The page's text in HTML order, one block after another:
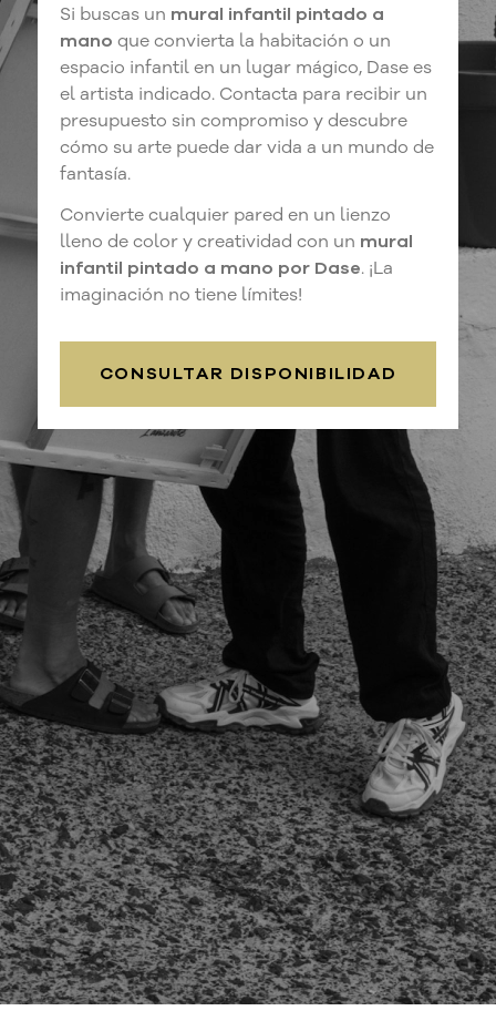
Si buscas un mural infantil pintado a
mano que convierta la habitación o un
espacio infantil en un lugar mágico, Dase es
el artista indicado. Contacta para recibir un
presupuesto sin compromiso y descubre
cómo su arte puede dar vida a un mundo de
fantasía.
Convierte cualquier pared en un lienzo
lleno de color y creatividad con un mural
infantil pintado a mano por Dase. ¡La
imaginación no tiene límites!
CONSULTAR DISPONIBILIDAD